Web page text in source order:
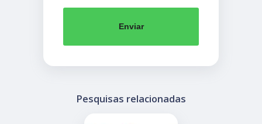
Enviar
Pesquisas relacionadas